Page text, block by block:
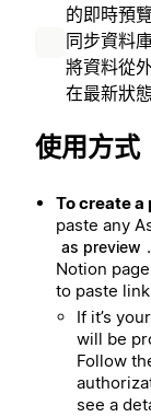
的即時預
同步資料
將資料從
在最新狀
使用方式
To create a
paste any
as preview
Notion
to paste
If it’s
will be
Follow
see a